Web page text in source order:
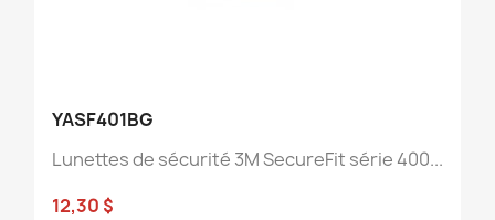
YASF401BG
Lunettes de sécurité 3M SecureFit série 400...
12,30 $